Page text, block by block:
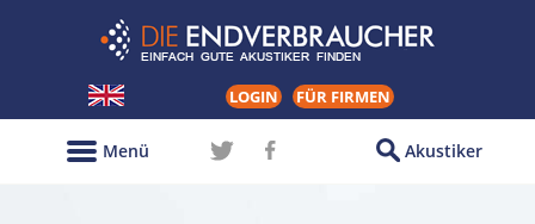
LOGIN FÜR FIRMEN
Akustiker
Menü